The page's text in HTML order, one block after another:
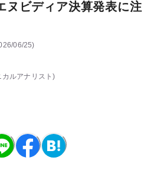
ヌビディア決算発表に注
06/25)
カルアナリスト)